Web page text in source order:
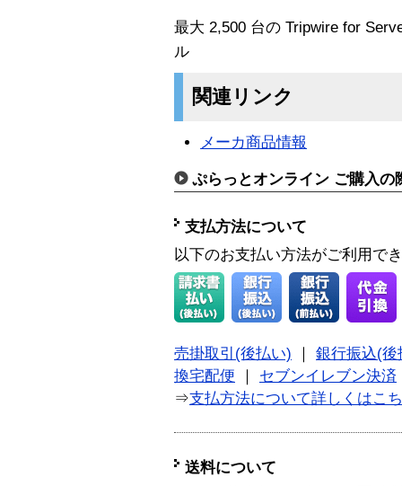
最大 2,500 台の Tripwire for
ル
関連リンク
メーカ商品情報
ぷらっとオンライン ご購入の
支払方法について
以下のお支払い方法がご利用で
売掛取引(後払い)
銀行振込(後
換宅配便
セブンイレブン決済
⇒支払方法について詳しくはこ
送料について